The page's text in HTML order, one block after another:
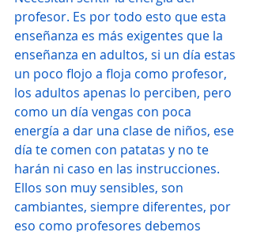
profesor. Es por todo esto que esta
enseñanza es más exigentes que la
enseñanza en adultos, si un día estas
un poco flojo a floja como profesor,
los adultos apenas lo perciben, pero
como un día vengas con poca
energía a dar una clase de niños, ese
día te comen con patatas y no te
harán ni caso en las instrucciones.
Ellos son muy sensibles, son
cambiantes, siempre diferentes, por
eso como profesores debemos